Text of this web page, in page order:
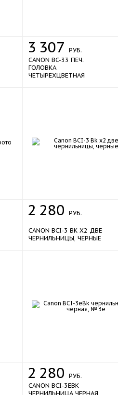
3 307 РУБ.
CANON BC-33 ПЕЧ.
ГОЛОВКА
ЧЕТЫРЕХЦВЕТНАЯ
2 280 РУБ.
CANON BCI-3 BK X2 ДВЕ
ЧЕРНИЛЬНИЦЫ, ЧЕРНЫЕ
2 280 РУБ.
CANON BCI-3EBK
ЧЕРНИЛЬНИЦА ЧЕРНАЯ,